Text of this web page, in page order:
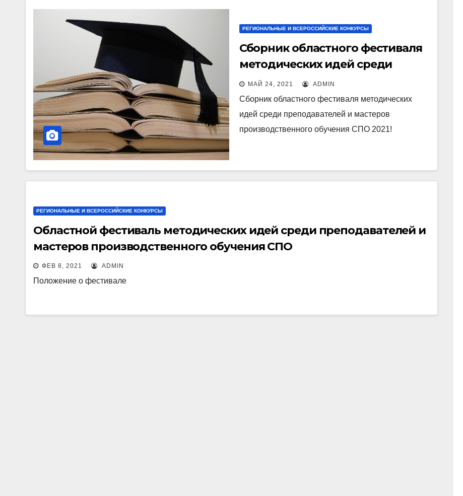
РЕГИОНАЛЬНЫЕ И ВСЕРОССИЙСКИЕ КОНКУРСЫ
Сборник областного фестиваля
методических идей среди
преподавателей и мастеров
производственного обучения
СПО 2021!
МАЙ 24, 2021 ADMIN
Сборник областного фестиваля методических
идей среди преподавателей и мастеров
производственного обучения СПО 2021!
РЕГИОНАЛЬНЫЕ И ВСЕРОССИЙСКИЕ КОНКУРСЫ
Областной фестиваль методических идей среди преподавателей и
мастеров производственного обучения СПО
ФЕВ 8, 2021 ADMIN
Положение о фестивале